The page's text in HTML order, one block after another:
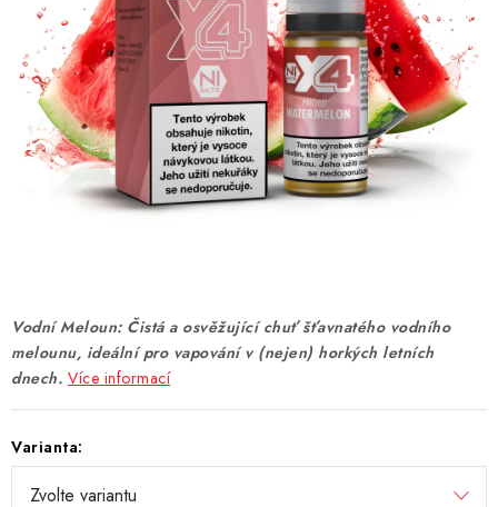
ATOMIZÉRY A CARTRIDGE
DIY
BATERIE A NABÍJEČKY
GRIPY & MODY
PŘÍSLUŠENSTVÍ
Vše o nákupu
Vodní Meloun: Čistá a osvěžující chuť šťavnatého vodního
melounu, ideální pro vapování v (nejen) horkých letních
dnech. Více informací
Varianta: